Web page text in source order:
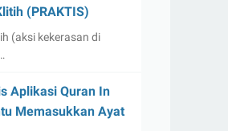
(PRAKTIS)
(aksi kekerasan di
Aplikasi Quran In
Memasukkan Ayat